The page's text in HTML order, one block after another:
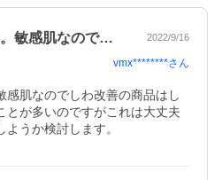
お試しで購入しました。敏感肌なのでしわ… 2022/9/16
vmx********さん
感肌なのでしわ改善の商品はし
とが多いのですがこれは大丈夫
うか検討します。